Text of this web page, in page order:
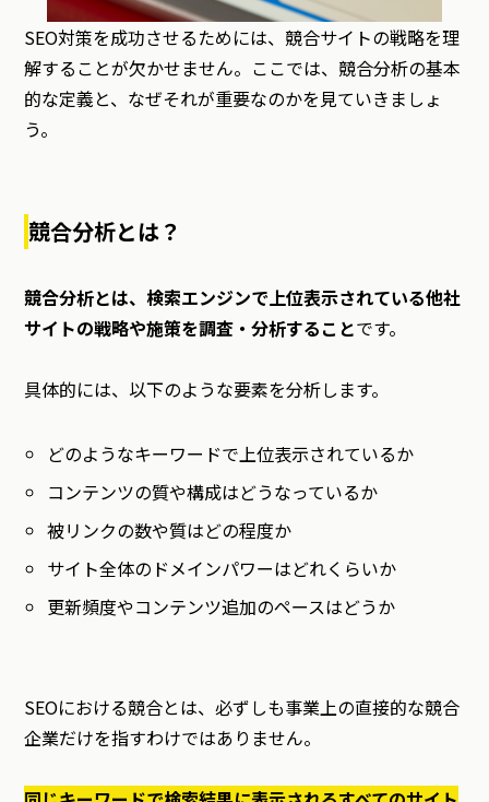
SEO対策を成功させるためには、競合サイトの戦略を理
解することが欠かせません。ここでは、競合分析の基本
的な定義と、なぜそれが重要なのかを見ていきましょ
う。
競合分析とは？
競合分析とは、検索エンジンで上位表示されている他社
サイトの戦略や施策を調査・分析することです。
具体的には、以下のような要素を分析します。
どのようなキーワードで上位表示されているか
コンテンツの質や構成はどうなっているか
被リンクの数や質はどの程度か
サイト全体のドメインパワーはどれくらいか
更新頻度やコンテンツ追加のペースはどうか
SEOにおける競合とは、必ずしも事業上の直接的な競合
企業だけを指すわけではありません。